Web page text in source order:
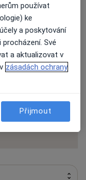
zaplatit za
pacienta.
o názorech
používat
ke
a poskytování
Své
a aktualizovat v
zásadách ochrany
Přijmout